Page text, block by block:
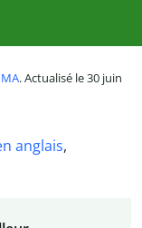
. Actualisé le 30 juin
anglais,